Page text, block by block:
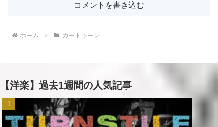
コメントを書き込む
ホーム カートゥーン
【洋楽】過去1週間の人気記事